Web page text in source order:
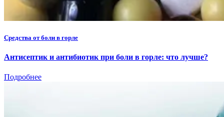
Средства от боли в горле
Антисептик и антибиотик при боли в горле: что лучше?
Подробнее